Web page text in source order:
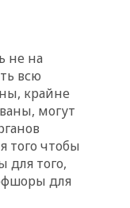
пунктов
в
Сити»
предлагает
дорожных
защиту трасс от
нашли
об ударах ВСУ по
не на
всю
крайне
могут
того чтобы
для того,
для